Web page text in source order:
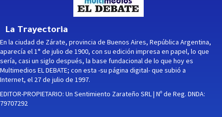
La Trayectoria
En la ciudad de Zárate, provincia de Buenos Aires, República Argentina,
aparecía el 1° de julio de 1900, con su edición impresa en papel, lo que
sería, casi un siglo después, la base fundacional de lo que hoy es
Multimedios EL DEBATE; con esta -su página digital- que subió a
Internet, el 27 de julio de 1997.
EDITOR-PROPIETARIO: Un Sentimiento Zarateño SRL | Nº de Reg. DNDA:
79707292